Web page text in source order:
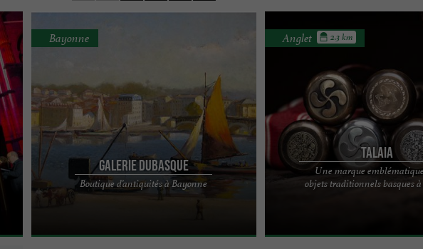
Galerie Dubasque
Boutique d’antiquités à Bayonne
Bayonne
Achat, vente d'objets d'art 1900-1950, vente de
linge ancien. Tableaux art deco, tableaux basques
TALAIA
Une marque
objets traditionnels basques
Anglet 2.3 km
TALAIA, une marque emblématique
Basque qui élabore des objets